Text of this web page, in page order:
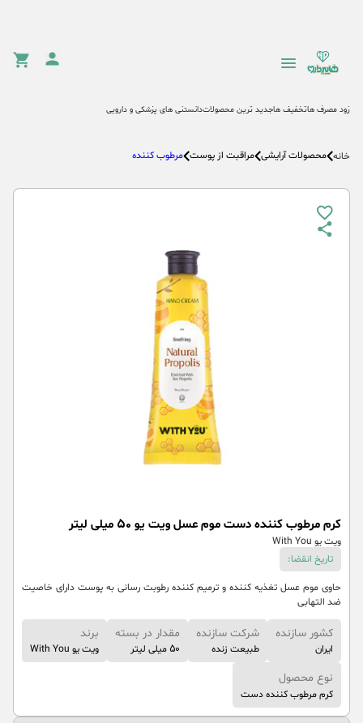
زود مصرف هاتخفیف هاجدید ترین محصولاتدانستنی های پزشکی و دارویی
خانه محصولات آرایشی مراقبت از پوست مرطوب کننده
کرم مرطوب کننده دست موم عسل ویت یو 50 میلی لیتر
ویت یو With You
تاریخ انقضا:
حاوی موم عسل تغذیه کننده و ترمیم کننده رطوبت رسانی به پوست دارای خاصیت
ضد التهابی
کشور سازنده
ایران
شرکت سازنده
طبیعت زنده
مقدار در بسته
50 میلی لیتر
برند
ویت یو With You
نوع محصول
کرم مرطوب کننده دست